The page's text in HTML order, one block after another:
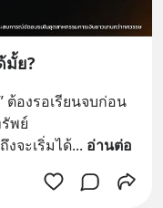
มั้ย?
องรอเรียนจบก่อน
พย์
จะเริ่มได้... อ่านต่อ